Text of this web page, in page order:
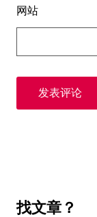
网站
找文章？